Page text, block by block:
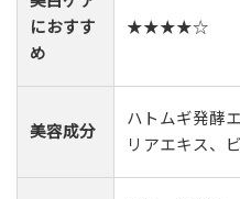
におすす
め
★★★★☆
美容成分
ハトムギ発酵
リアエキス、